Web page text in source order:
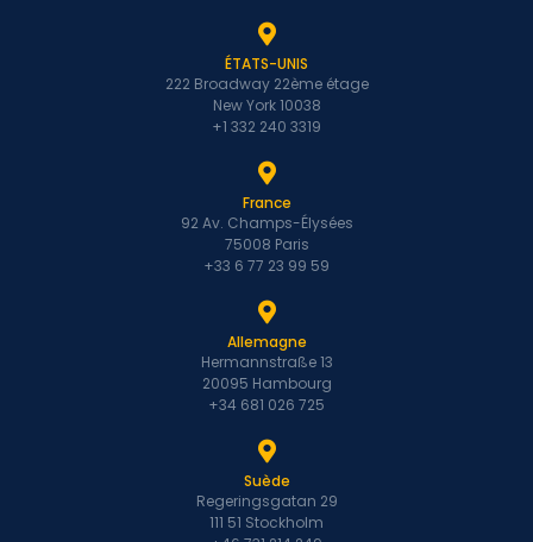
ÉTATS-UNIS
222 Broadway 22ème étage
New York 10038
+1 332 240 3319
France
92 Av. Champs-Élysées
75008 Paris
+33 6 77 23 99 59
Allemagne
Hermannstraße 13
20095 Hambourg
+34 681 026 725
Suède
Regeringsgatan 29
111 51 Stockholm